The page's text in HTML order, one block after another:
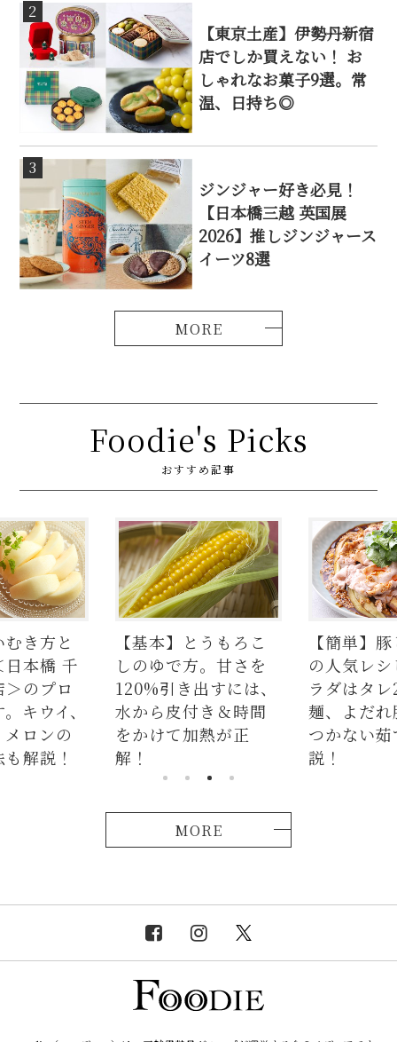
2
【東京土産】伊勢丹新宿
店でしか買えない！ お
しゃれなお菓子9選。常
温、日持ち◎
3
ジンジャー好き必見！
【日本橋三越 英国展
2026】推しジンジャース
イーツ8選
Foodie's Picks
おすすめ記事
き方と
本橋 千
のプロ
キウイ、
ロンの
解説！
【基本】とうもろこ
しのゆで方。甘さを
120%引き出すには、
水から皮付き＆時間
をかけて加熱が正
解！
【簡単】豚
の人気レシ
ラダはタレ
麺、よだれ
つかない茹
説！
MORE